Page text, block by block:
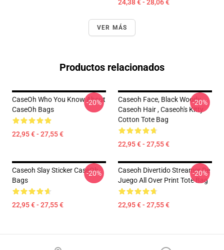
24,38 € - 28,06 €
VER MÁS
Productos relacionados
CaseOh Who You Know About
CaseOh Bags
22,95 € - 27,55 €
-20%
Caseoh Face, Black Woody ,
Caseoh Hair , Caseoh's Kitty
Cotton Tote Bag
22,95 € - 27,55 €
-20%
Caseoh Slay Sticker CaseOh
Bags
22,95 € - 27,55 €
-20%
Caseoh Divertido Streamer De
Juego All Over Print Tote Bag
22,95 € - 27,55 €
-20%